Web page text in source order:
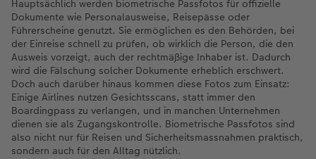
Hauptsächlich werden biometrische Passfotos für offizielle
Dokumente wie Personalausweise, Reisepässe oder
Führerscheine genutzt. Sie ermöglichen es den Behörden, bei
der Einreise schnell zu prüfen, ob wirklich die Person, die den
Ausweis vorzeigt, auch der rechtmäßige Inhaber ist. Dadurch
wird die Fälschung solcher Dokumente erheblich erschwert.
Doch auch darüber hinaus kommen diese Fotos zum Einsatz:
Einige Airlines nutzen Gesichtsscans, statt immer den
Boardingpass zu verlangen, und in manchen Unternehmen
dienen sie als Zugangskontrolle. Biometrische Passfotos sind
also nicht nur für Reisen und Sicherheitsmassnahmen praktisch,
sondern auch für den Alltag nützlich.